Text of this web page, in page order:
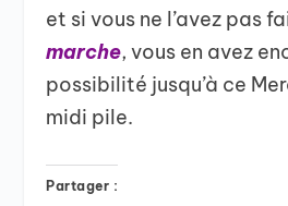
et si vous ne l’avez pas
marche, vous en avez
possibilité jusqu’à ce
midi pile.
Partager :